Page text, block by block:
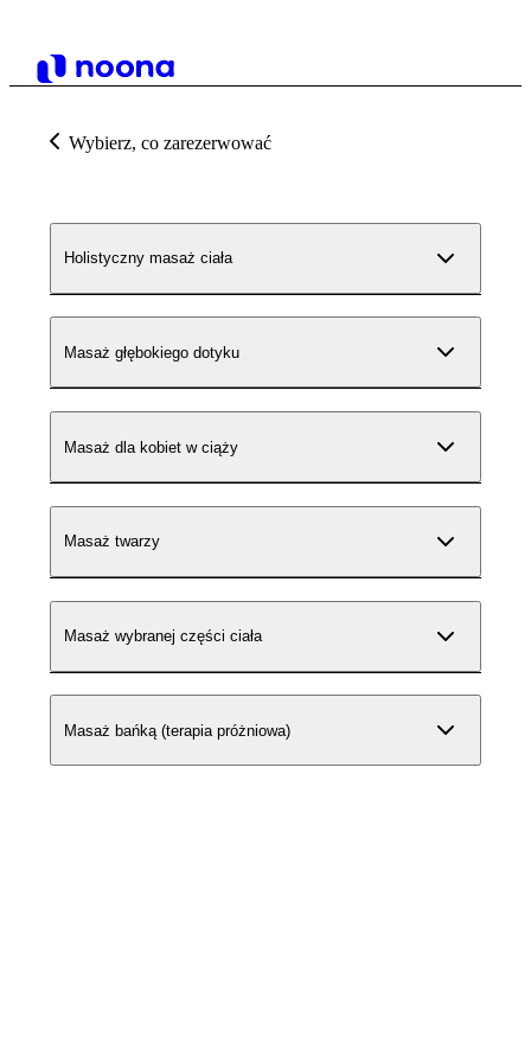
Wybierz, co zarezerwować
Holistyczny masaż ciała
Masaż głębokiego dotyku
Masaż dla kobiet w ciąży
Masaż twarzy
Masaż wybranej części ciała
Masaż bańką (terapia próżniowa)